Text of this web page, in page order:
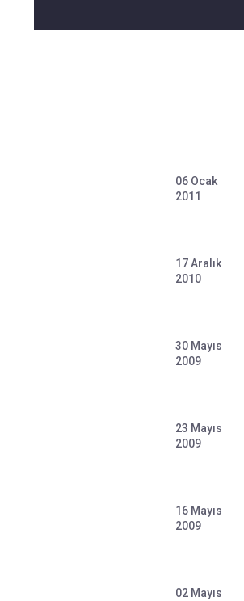
06 Ocak
2011
17 Aralık
2010
30 Mayıs
2009
23 Mayıs
2009
16 Mayıs
2009
02 Mayıs